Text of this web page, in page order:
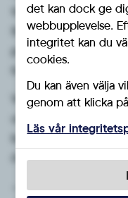
trängselskatten och
Sverigedemokraterna
projektet och menar
folkomröstningen 2014
Vi står fast vid vår
utgångspunkt är att
belastas för
över deras huvuden
– Under lång tid har
det kan dock ge
webbupplevelse.
integritet kan du
cookies.
Du kan även välja
genom att klicka på
Läs vår